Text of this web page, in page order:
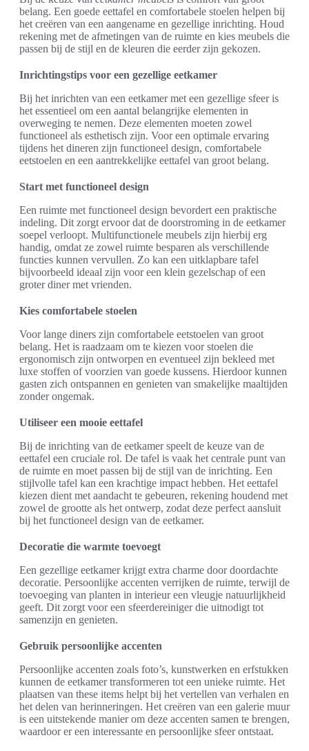
belang. Een goede eettafel en comfortabele stoelen helpen bij
het creëren van een aangename en gezellige inrichting. Houd
rekening met de afmetingen van de ruimte en kies meubels die
passen bij de stijl en de kleuren die eerder zijn gekozen.
Inrichtingstips voor een gezellige eetkamer
Bij het inrichten van een eetkamer met een gezellige sfeer is
het essentieel om een aantal belangrijke elementen in
overweging te nemen. Deze elementen moeten zowel
functioneel als esthetisch zijn. Voor een optimale ervaring
tijdens het dineren zijn functioneel design, comfortabele
eetstoelen en een aantrekkelijke eettafel van groot belang.
Start met functioneel design
Een ruimte met functioneel design bevordert een praktische
indeling. Dit zorgt ervoor dat de doorstroming in de eetkamer
soepel verloopt. Multifunctionele meubels zijn hierbij erg
handig, omdat ze zowel ruimte besparen als verschillende
functies kunnen vervullen. Zo kan een uitklapbare tafel
bijvoorbeeld ideaal zijn voor een klein gezelschap of een
groter diner met vrienden.
Kies comfortabele stoelen
Voor lange diners zijn comfortabele eetstoelen van groot
belang. Het is raadzaam om te kiezen voor stoelen die
ergonomisch zijn ontworpen en eventueel zijn bekleed met
luxe stoffen of voorzien van goede kussens. Hierdoor kunnen
gasten zich ontspannen en genieten van smakelijke maaltijden
zonder ongemak.
Utiliseer een mooie eettafel
Bij de inrichting van de eetkamer speelt de keuze van de
eettafel een cruciale rol. De tafel is vaak het centrale punt van
de ruimte en moet passen bij de stijl van de inrichting. Een
stijlvolle tafel kan een krachtige impact hebben. Het eettafel
kiezen dient met aandacht te gebeuren, rekening houdend met
zowel de grootte als het ontwerp, zodat deze perfect aansluit
bij het functioneel design van de eetkamer.
Decoratie die warmte toevoegt
Een gezellige eetkamer krijgt extra charme door doordachte
decoratie. Persoonlijke accenten verrijken de ruimte, terwijl de
toevoeging van planten in interieur een vleugje natuurlijkheid
geeft. Dit zorgt voor een sfeerdereiniger die uitnodigt tot
samenzijn en genieten.
Gebruik persoonlijke accenten
Persoonlijke accenten zoals foto’s, kunstwerken en erfstukken
kunnen de eetkamer transformeren tot een unieke ruimte. Het
plaatsen van these items helpt bij het vertellen van verhalen en
het delen van herinneringen. Het creëren van een galerie muur
is een uitstekende manier om deze accenten samen te brengen,
waardoor er een interessante en persoonlijke sfeer ontstaat.